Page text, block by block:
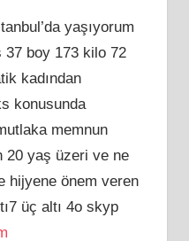
yaşıyorum
boy 173 kilo 72
kadından
konusunda
memnun
20 yaş üzeri ve ne
hijyene önem veren
üç altı 4o skyp